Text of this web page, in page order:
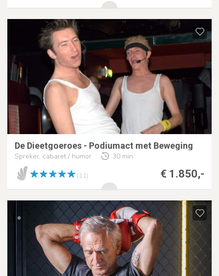
De Dieetgoeroes - Podiumact met Beweging
Spreker, cabaret / humor 30 min
€ 1.850,-
(11)